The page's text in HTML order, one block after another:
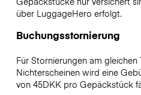
über LuggageHero erfolgt.
Buchungsstornierung
Für Stornierungen am
Nichterscheinen wird eine
von 45DKK pro Gepäckstück